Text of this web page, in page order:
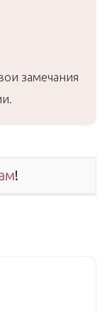
замечания
!